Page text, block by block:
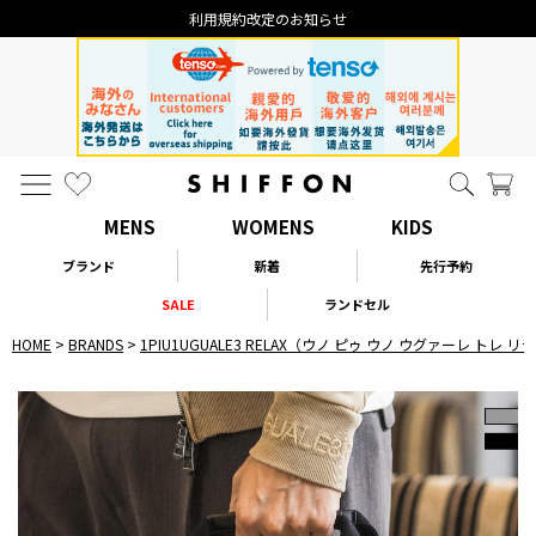
利用規約改定のお知らせ
MENS WOMENS KIDS
ブランド 新着
先行予約
SALE
ランドセル
HOME BRANDS 1PIU1UGUALE3 RELAX（ウノ ピゥ ウノ ウグァーレ トレ リ